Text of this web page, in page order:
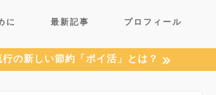
に 最新記事 プロフィール
行の新しい節約「ポイ活」とは？